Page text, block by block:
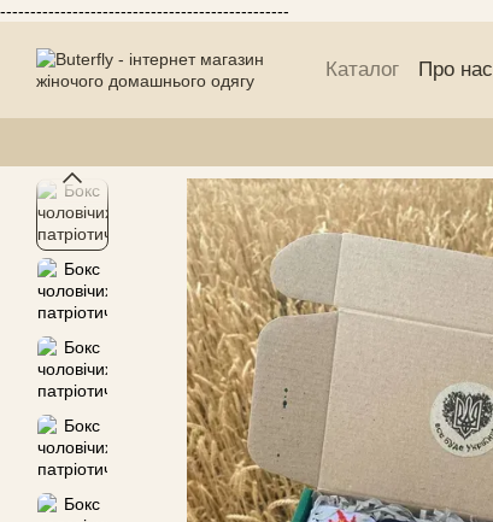
------------------------------------------------
Каталог Про нас